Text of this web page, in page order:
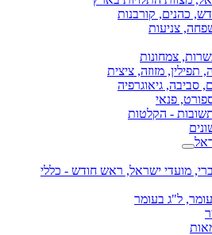
כהנים, קורבנות
צניעות
צמחונות
תפילין, מזוזה, ציצית
סביבה, גיאוגרפיה
פנאי
- הקלטות
מועדי ישראל, ראש חודש - כללי
ל"ג בעומר